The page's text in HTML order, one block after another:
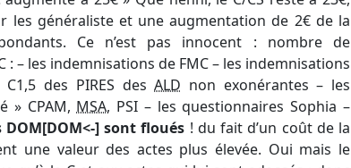
les généraliste et une augmentation de 2€ de la
Ce n’est pas innocent : nombre de
– les indemnisations de FMC – les indemnisations
des PIRES desALD non exonérantes – les
» CPAM, MSA, PSI – les questionnaires Sophia –
DOM[DOM<-] sont floués ! du fait d’un coût de la
une valeur des actes plus élevée. Oui mais le